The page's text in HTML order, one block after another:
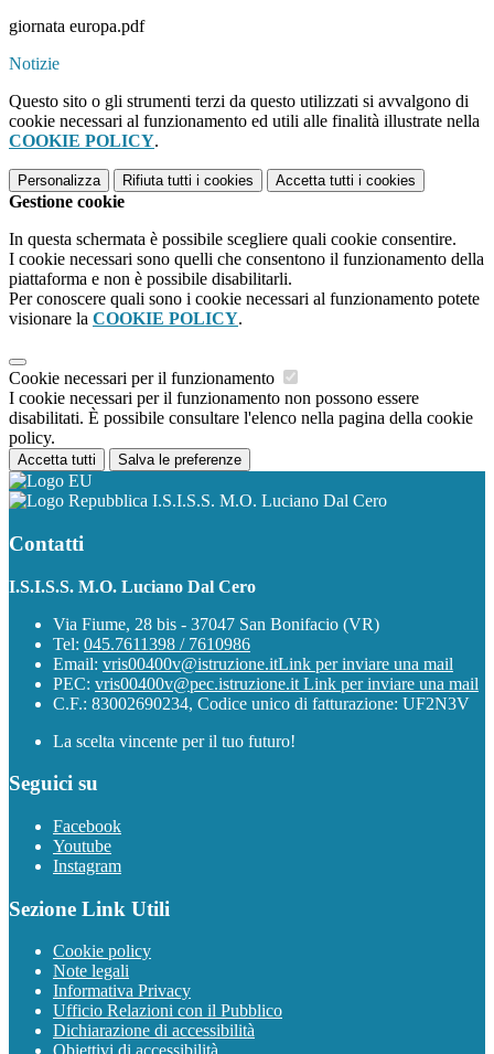
giornata europa.pdf
Notizie
Questo sito o gli strumenti terzi da questo utilizzati si avvalgono di
cookie necessari al funzionamento ed utili alle finalità illustrate nella
COOKIE POLICY.
Personalizza Rifiuta tutti i cookies Accetta tutti i cookies
Gestione cookie
In questa schermata è possibile scegliere quali cookie consentire.
I cookie necessari sono quelli che consentono il funzionamento della
piattaforma e non è possibile disabilitarli.
Per conoscere quali sono i cookie necessari al funzionamento potete
visionare la COOKIE POLICY.
Cookie necessari per il funzionamento
I cookie necessari per il funzionamento non possono essere
disabilitati. È possibile consultare l'elenco nella pagina della cookie
policy.
Accetta tutti Salva le preferenze
I.S.I.S.S. M.O. Luciano Dal Cero
Contatti
I.S.I.S.S. M.O. Luciano Dal Cero
Via Fiume, 28 bis - 37047 San Bonifacio (VR)
Tel: 045.7611398 / 7610986
Email: vris00400v@istruzione.itLink per inviare una mail
PEC: vris00400v@pec.istruzione.it Link per inviare una mail
C.F.: 83002690234, Codice unico di fatturazione: UF2N3V
La scelta vincente per il tuo futuro!
Seguici su
Facebook
Youtube
Instagram
Sezione Link Utili
Cookie policy
Note legali
Informativa Privacy
Ufficio Relazioni con il Pubblico
Dichiarazione di accessibilità